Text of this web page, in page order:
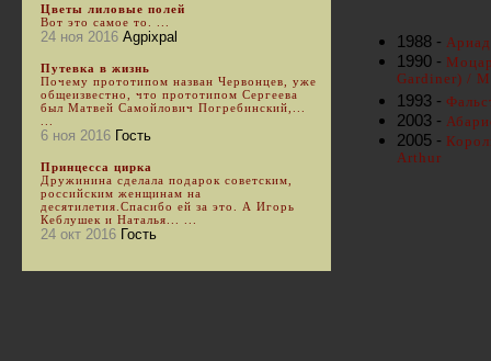
1988 -
1990 -
Gardiner) /
1993 -
2003 -
2005 -
Arthur
Цветы лиловые полей
Вот это самое то. ...
24 ноя 2016 Agpixpal
Путевка в жизнь
Почему прототипом назван Червонцев, уже
общеизвестно, что прототипом Сергеева
был Матвей Самойлович Погребинский,...
6 ноя 2016 Гость
Принцесса цирка
Дружинина сделала подарок советским,
российским женщинам на
десятилетия.Спасибо ей за это. А Игорь
Кеблушек и Наталья... ...
24 окт 2016 Гость